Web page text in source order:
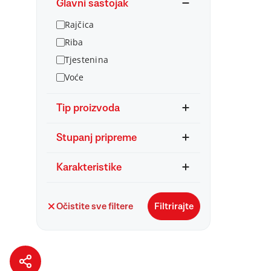
Glavni sastojak
Rajčica
Riba
Tjestenina
Voće
Tip proizvoda
Stupanj pripreme
Karakteristike
Očistite sve filtere Filtrirajte